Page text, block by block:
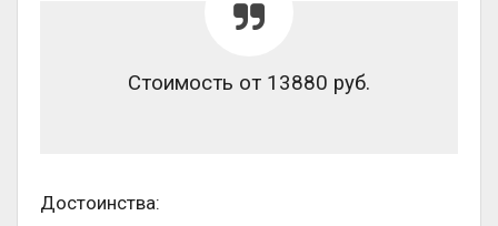
Стоимость от 13880 руб.
Достоинства: